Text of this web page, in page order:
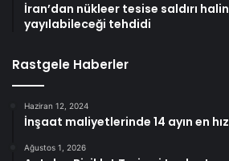
İran’dan nükleer tesise saldırı
yayılabileceği tehdidi
Rastgele Haberler
Haziran 12, 2024
İnşaat maliyetlerinde 14 ayın en
Ağustos 1, 2026